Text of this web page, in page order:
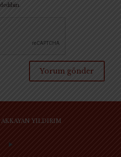
YILDIRIM